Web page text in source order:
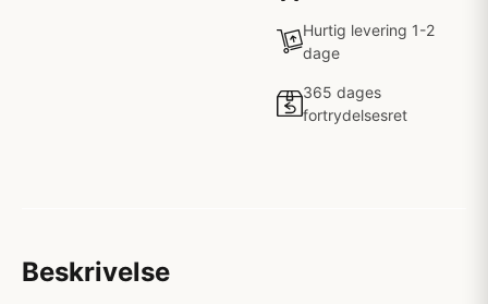
Hurtig levering 1-2
dage
365 dages
fortrydelsesret
Beskrivelse